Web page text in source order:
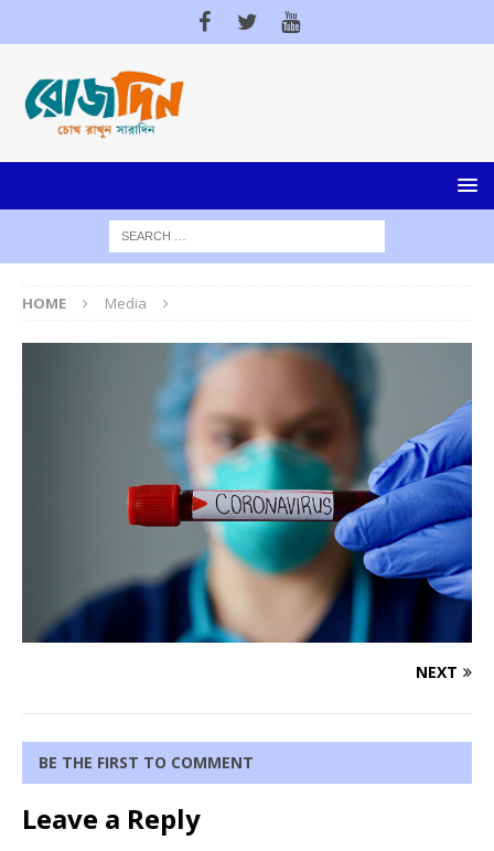
HOME Media
NEXT
BE THE FIRST TO COMMENT
Leave a Reply